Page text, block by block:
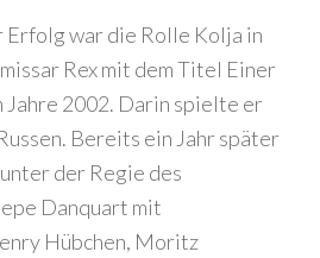
war die Rolle Kolja in
Rex mit dem Titel Einer
Jahre 2002. Darin spielte er
Bereits ein Jahr später
der Regie des
Danquart mit
Hübchen, Moritz